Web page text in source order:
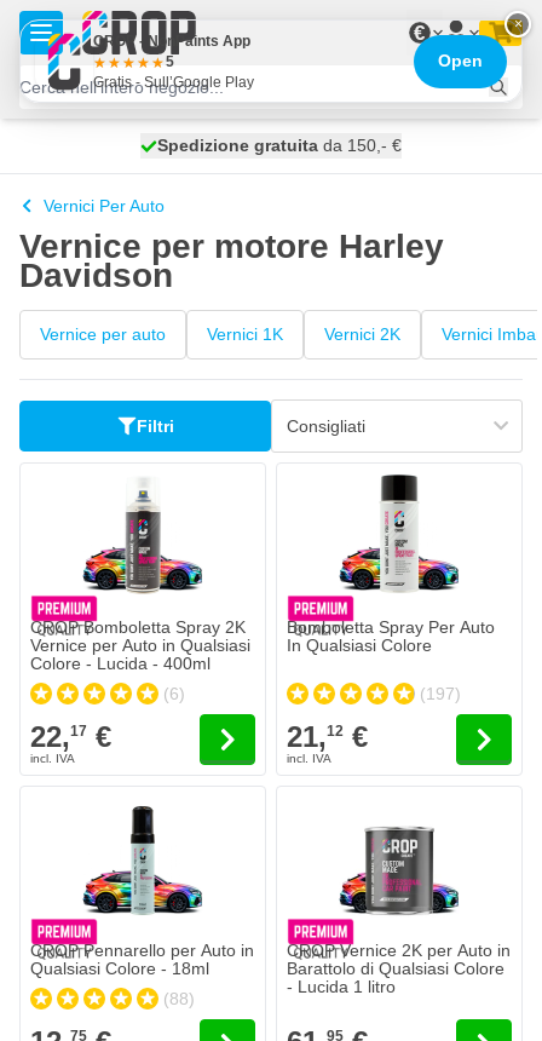
Salta al contenuto
€
spedito domani
Spedizione gratuita da 150,- €
100 giorni
Vernici Per Auto
Vernice per motore Harley
Davidson
Vernice per auto Vernici 1K Vernici 2K Vernici
Filtri
CROP Bomboletta Spray 2K
Vernice per Auto in Qualsiasi
Colore - Lucida - 400ml
(6)
22,17 €
Bomboletta Spray Per Auto
In Qualsiasi Colore
(197)
21,12 €
CROP Pennarello per Auto in
Qualsiasi Colore - 18ml
(88)
75
CROP Vernice 2K per Auto in
Barattolo di Qualsiasi Colore
- Lucida 1 litro
95
×
CROP - NonPaints App
5
Gratis - Sull’Google Play
Open